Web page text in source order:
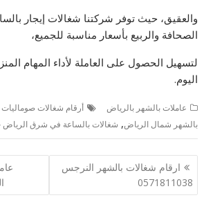
والعقيق، حيث توفر شركتنا شغالات إيجار
الصحافة والربيع بأسعار مناسبة للجميع،
لتسهيل الحصول على العاملة لأداء المهام
اليوم.
عاملات بالشهر بالرياض أرقام شغالات
بالشهر شمال الرياض, شغالات بالساعة في شرق الرياض
تصفّح
المقالات
ارقام شغالات بالشهر النرجس
0571811038